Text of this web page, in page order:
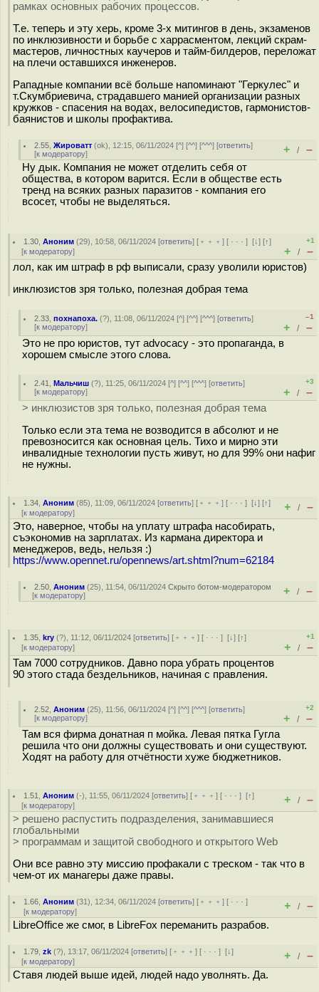
рамках основных рабочих процессов.
Т.е. теперь и эту херь, кроме 3-х митингов в день, экзаменов
по инклюзивности и борьбе с харрасментом, лекций скрам-
мастеров, личностных каучеров и тайм-билдеров, переложат
на плечи оставшихся инженеров.
Pападные компании всё больше напоминают "Геркулес" и
т.Скумбриевича, страдавшего манией организации разных
кружков - спасения на водах, велосипедистов, гармонистов-
баянистов и школы профактива.
2.55 ,Жироватт (ok), 12:15, 06/11/2024 [^] [^^] [^^^] [ответить]
[к модератору] + / –
Ну дык. Компания не может отделить себя от
общества, в котором варится. Если в обществе есть
тренд на всяких разных паразитов - компания его
всосет, чтобы не выделяться.
1.30 ,Аноним (29), 10:58, 06/11/2024 [ответить] [ ﹢﹢﹢] [ · · ·][↓] [↑]
[к модератору]
+1
+ / –
лол, как им штраф в рф выписали, сразу уволили юристов)
инклюзистов зря только, полезная добрая тема
2.33 ,похнапоха. (?), 11:08, 06/11/2024 [^] [^^] [^^^] [ответить]
[к модератору]
–1
+ / –
Это не про юристов, тут advocacy - это пропаганда, в
хорошем смысле этого слова.
2.41 ,Мальчиш (?), 11:25, 06/11/2024 [^] [^^] [^^^] [ответить]
[к модератору]
+3
+ / –
> инклюзистов зря только, полезная добрая тема
Только если эта тема не возводится в абсолют и не
превозносится как основная цель. Тихо и мирно эти
инвалидные технологии пусть живут, но для 99% они нафиг
не нужны.
1.34 ,Аноним (85), 11:09, 06/11/2024 [ответить] [ ﹢﹢﹢] [ · · ·][↓] [↑]
[к модератору] + / –
Это, наверное, чтобы на уплату штрафа насобирать,
cъэкономив на зарплатах. Из кармана директора и
менеджеров, ведь, нельзя :)
https://www.opennet.ru/opennews/art.shtml?num=62184
2.50 ,Аноним (25), 11:54, 06/11/2024Скрыто ботом-модератором
[к модератору] + / –
1.35 ,kry (?), 11:12, 06/11/2024 [ответить] [ ﹢﹢﹢] [ · · ·][↓] [↑]
[к модератору]
+1
+ / –
Там 7000 сотрудников. Давно пора убрать процентов
90 этого стада бездельников, начиная с правления.
2.52 ,Аноним (25), 11:56, 06/11/2024 [^] [^^] [^^^] [ответить]
[к модератору]
+2
+ / –
Там вся фирма донатная п мойка. Левая пятка Гугла
решила что они должны существовать и они существуют.
Ходят на работу для отчётности хуже бюджетников.
1.51 ,Аноним (-), 11:55, 06/11/2024 [ответить] [ ﹢﹢﹢] [ · · ·][↑]
[к модератору] + / –
> решено распустить подразделения, занимавшиеся
глобальными
> программам и защитой свободного и открытого Web
Они все равно эту миссию профакали с треском - так что в
чем-от их манагеры даже правы.
1.66 ,Аноним (31), 12:34, 06/11/2024 [ответить] [ ﹢﹢﹢] [ · · ·]
[к модератору] + / –
LibreOffice же смог, в LibreFox переманить разрабов.
1.79 ,zk (?), 13:17, 06/11/2024 [ответить] [ ﹢﹢﹢] [ · · ·][↓]
[к модератору] + / –
Ставя людей выше идей, людей надо уволнять. Да.